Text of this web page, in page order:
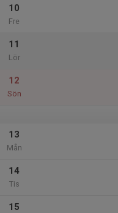
10
Fre
11
Lör
12
Sön
13
Mån
14
Tis
15